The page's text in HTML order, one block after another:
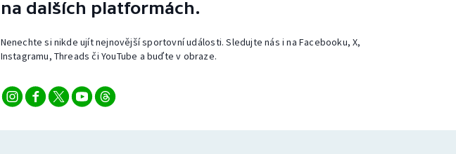
na dalších platformách.
Nenechte si nikde ujít nejnovější sportovní události. Sledujte nás i na Facebooku, X,
Instagramu, Threads či YouTube a buďte v obraze.